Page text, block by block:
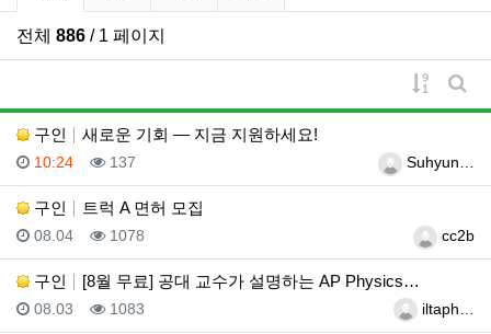
전체 886 / 1 페이지
게시물
게
구인
새로운 기회 — 지금 지원하세요!
등록자Suhyun…
등록일
10:24 조회
137
구인 트럭 A 면허 모집
등록자cc2b
등록일
08.04 조회
1078
구인 [8월 무료] 공대 교수가 설명하는 AP Physics…
등록자iltaph…
등록일
08.03 조회
1083